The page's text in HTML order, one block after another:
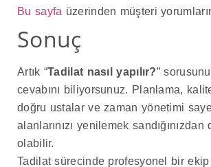
Bu sayfa üzerinden müşteri
Sonuç
Artık “Tadilat nasıl yapılır?”
cevabını biliyorsunuz. Planlama,
doğru ustalar ve zaman yönetimi
alanlarınızı yenilemek
olabilir.
Tadilat sürecinde profesyonel bir ekip